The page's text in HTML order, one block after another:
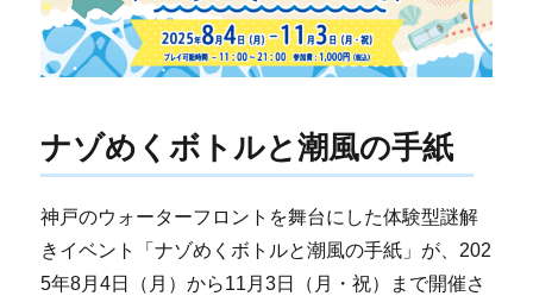
ナゾめくボトルと潮風の手紙
神戸のウォーターフロントを舞台にした体験型謎解
きイベント「ナゾめくボトルと潮風の手紙」が、202
5年8月4日（月）から11月3日（月・祝）まで開催さ